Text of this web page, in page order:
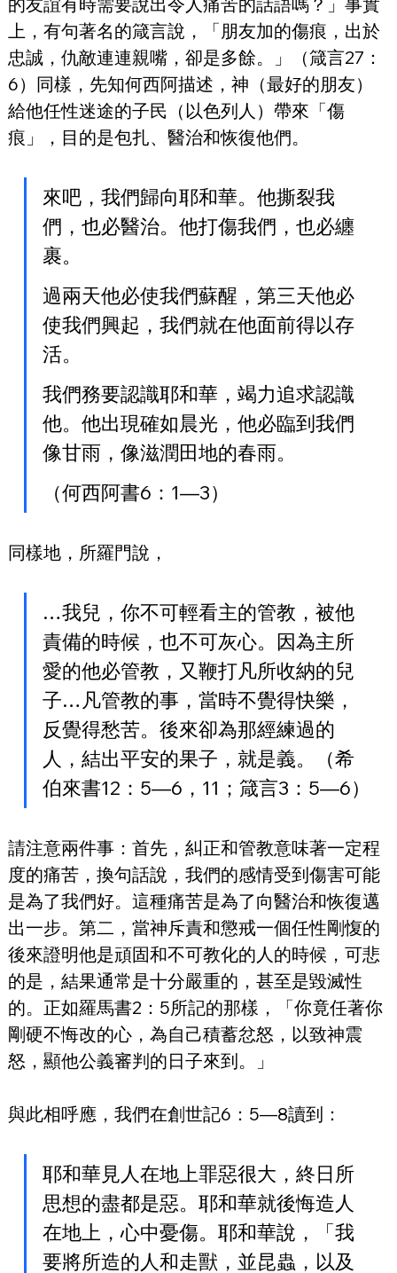
上，有句著名的箴言說，「朋友加的傷痕，出於
忠誠，仇敵連連親嘴，卻是多餘。」（箴言27：
6）同樣，先知何西阿描述，神（最好的朋友）
給他任性迷途的子民（以色列人）帶來「傷
痕」，目的是包扎、醫治和恢復他們。
來吧，我們歸向耶和華。他撕裂我
們，也必醫治。他打傷我們，也必纏
裹。
過兩天他必使我們蘇醒，第三天他必
使我們興起，我們就在他面前得以存
活。
我們務要認識耶和華，竭力追求認識
他。他出現確如晨光，他必臨到我們
像甘雨，像滋潤田地的春雨。
（何西阿書6：1—3）
同樣地，所羅門說，
…我兒，你不可輕看主的管教，被他
責備的時候，也不可灰心。因為主所
愛的他必管教，又鞭打凡所收納的兒
子…凡管教的事，當時不覺得快樂，
反覺得愁苦。後來卻為那經練過的
人，結出平安的果子，就是義。（希
伯來書12：5—6，11；箴言3：5—6）
請注意兩件事：首先，糾正和管教意味著一定程
度的痛苦，換句話說，我們的感情受到傷害可能
是為了我們好。這種痛苦是為了向醫治和恢復邁
出一步。第二，當神斥責和懲戒一個任性剛愎的
後來證明他是頑固和不可教化的人的時候，可悲
的是，結果通常是十分嚴重的，甚至是毀滅性
的。正如羅馬書2：5所記的那樣，「你竟任著你
剛硬不悔改的心，為自己積蓄忿怒，以致神震
怒，顯他公義審判的日子來到。」
與此相呼應，我們在創世記6：5—8讀到：
耶和華見人在地上罪惡很大，終日所
思想的盡都是惡。耶和華就後悔造人
在地上，心中憂傷。耶和華說，「我
要將所造的人和走獸，並昆蟲，以及